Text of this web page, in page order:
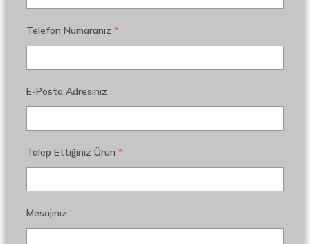
Telefon Numaranız *
E-Posta Adresiniz
Talep Ettiğiniz Ürün *
Mesajınız